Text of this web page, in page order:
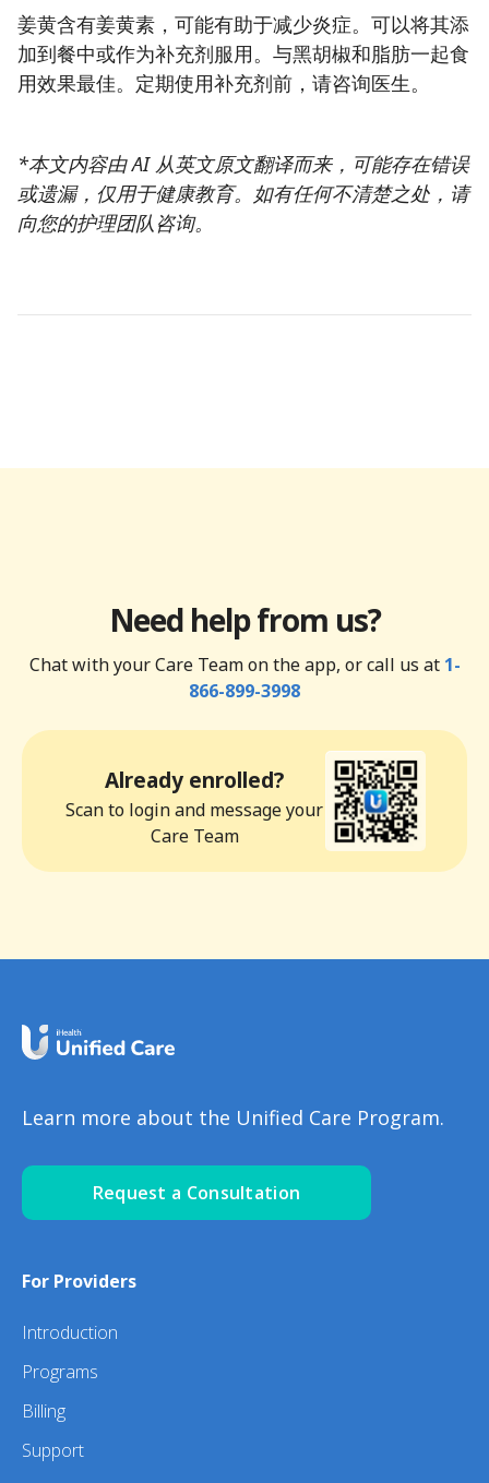
姜黄含有姜黄素，可能有助于减少炎症。可以将其添
加到餐中或作为补充剂服用。与黑胡椒和脂肪一起食
用效果最佳。定期使用补充剂前，请咨询医生。
*本文内容由 AI 从英文原文翻译而来，可能存在错误
或遗漏，仅用于健康教育。如有任何不清楚之处，请
向您的护理团队咨询。
Need help from us?
Chat with your Care Team on the app, or call us at 1-
866-899-3998
Already enrolled?
Scan to login and message your
Care Team
Learn more about the Unified Care Program.
Request a Consultation
For Providers
Introduction
Programs
Billing
Support